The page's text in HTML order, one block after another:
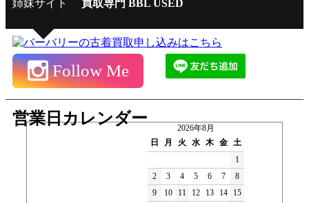
姉妹サイト 買取専門 BBL USED
Follow Me
営業日カレンダー
2026年8月
日
月 火 水 木 金 土
1
2
3 4 5 6 7
8
9
10 11 12 13 14
15